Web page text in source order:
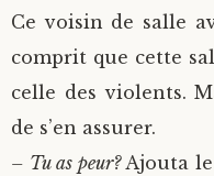
Ce voisin de salle
comprit que cette
celle des violents.
de s’en assurer.
– Tu as peur?Ajouta